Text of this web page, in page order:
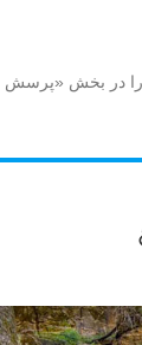
را در بخش «پرسش